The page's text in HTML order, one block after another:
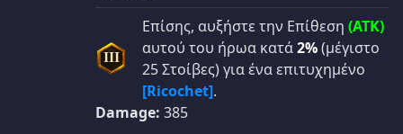
III
Επίσης, αυξήστε την Επίθεση (ATK)
αυτού του ήρωα κατά2%(μέγιστο
25 Στοίβες) για ένα επιτυχημένο
[Ricochet].
Damage: 385